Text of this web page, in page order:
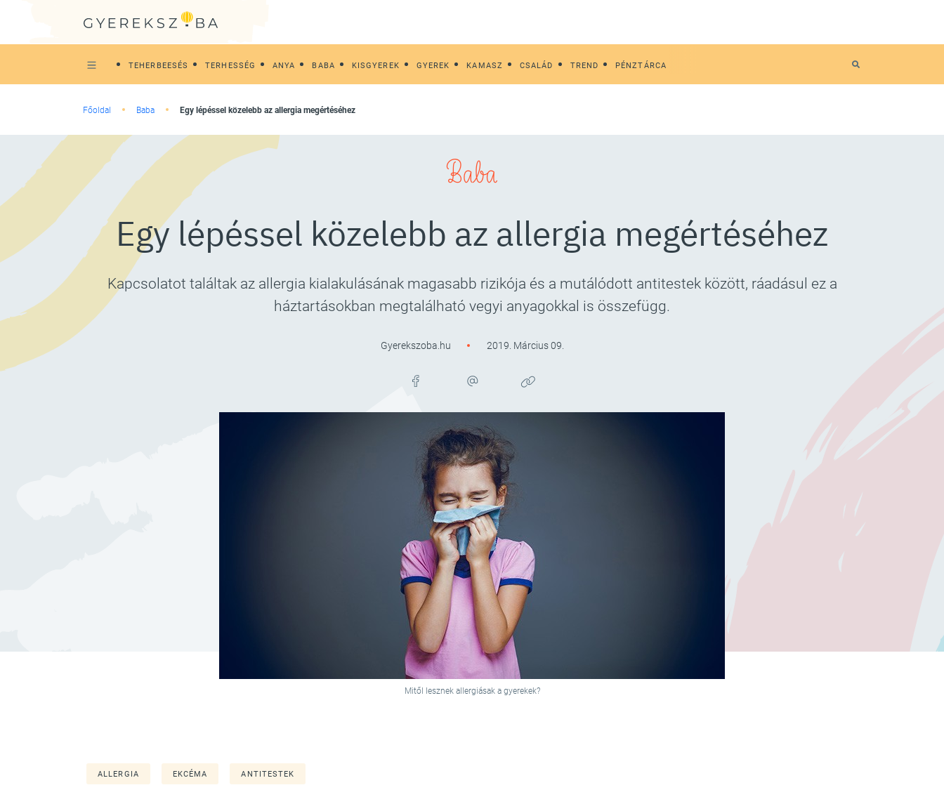
TEHERBEESÉS TERHESSÉG ANYA BABA KISGYEREK GYEREK KAMASZ CSALÁD TREND PÉNZTÁRCA
Főoldal Baba Egy lépéssel közelebb az allergia megértéséhez
Baba
Egy lépéssel közelebb az allergia megértéséhez
Kapcsolatot találtak az allergia kialakulásának magasabb rizikója és a mutálódott antitestek között, ráadásul ez a
háztartásokban megtalálható vegyi anyagokkal is összefügg.
Gyerekszoba.hu 2019. Március 09.
Mitől lesznek allergiásak a gyerekek?
ALLERGIA EKCÉMA ANTITESTEK